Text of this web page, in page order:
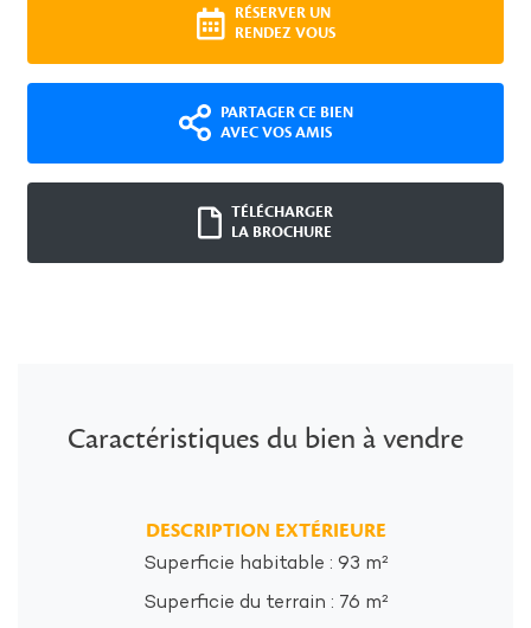
RÉSERVER UN
RENDEZ VOUS
PARTAGER CE BIEN
AVEC VOS AMIS
TÉLÉCHARGER
LA BROCHURE
Caractéristiques du bien à vendre
DESCRIPTION EXTÉRIEURE
Superficie habitable : 93 m²
Superficie du terrain : 76 m²